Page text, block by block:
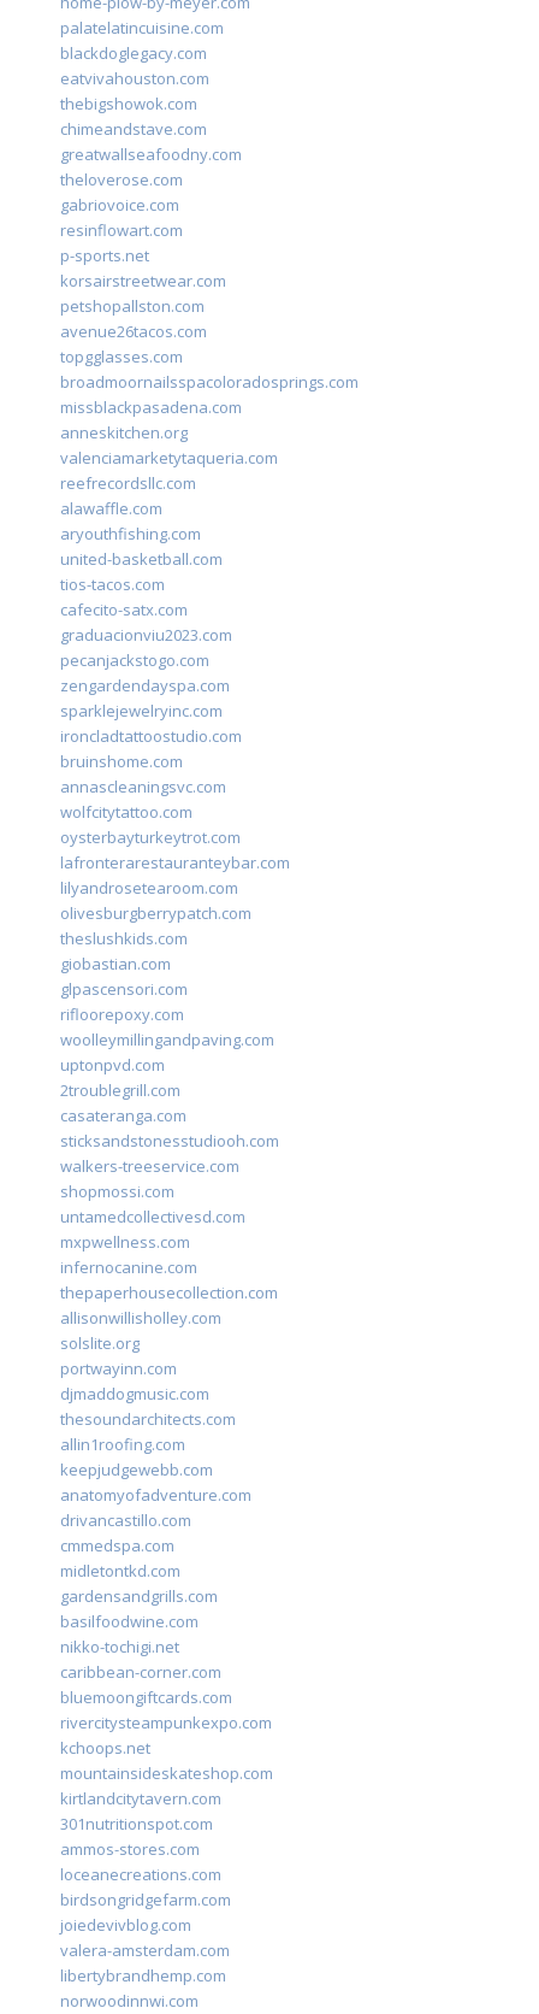
palatelatincuisine.com
blackdoglegacy.com
eatvivahouston.com
thebigshowok.com
chimeandstave.com
greatwallseafoodny.com
theloverose.com
gabriovoice.com
resinflowart.com
p-sports.net
korsairstreetwear.com
petshopallston.com
avenue26tacos.com
topgglasses.com
broadmoornailsspacoloradosprings.com
missblackpasadena.com
anneskitchen.org
valenciamarketytaqueria.com
reefrecordsllc.com
alawaffle.com
aryouthfishing.com
united-basketball.com
tios-tacos.com
cafecito-satx.com
graduacionviu2023.com
pecanjackstogo.com
zengardendayspa.com
sparklejewelryinc.com
ironcladtattoostudio.com
bruinshome.com
annascleaningsvc.com
wolfcitytattoo.com
oysterbayturkeytrot.com
lafronterarestauranteybar.com
lilyandrosetearoom.com
olivesburgberrypatch.com
theslushkids.com
giobastian.com
glpascensori.com
rifloorepoxy.com
woolleymillingandpaving.com
uptonpvd.com
2troublegrill.com
casateranga.com
sticksandstonesstudiooh.com
walkers-treeservice.com
shopmossi.com
untamedcollectivesd.com
mxpwellness.com
infernocanine.com
thepaperhousecollection.com
allisonwillisholley.com
solslite.org
portwayinn.com
djmaddogmusic.com
thesoundarchitects.com
allin1roofing.com
keepjudgewebb.com
anatomyofadventure.com
drivancastillo.com
cmmedspa.com
midletontkd.com
gardensandgrills.com
basilfoodwine.com
nikko-tochigi.net
caribbean-corner.com
bluemoongiftcards.com
rivercitysteampunkexpo.com
kchoops.net
mountainsideskateshop.com
kirtlandcitytavern.com
301nutritionspot.com
ammos-stores.com
loceanecreations.com
birdsongridgefarm.com
joiedevivblog.com
valera-amsterdam.com
libertybrandhemp.com
norwoodinnwi.com